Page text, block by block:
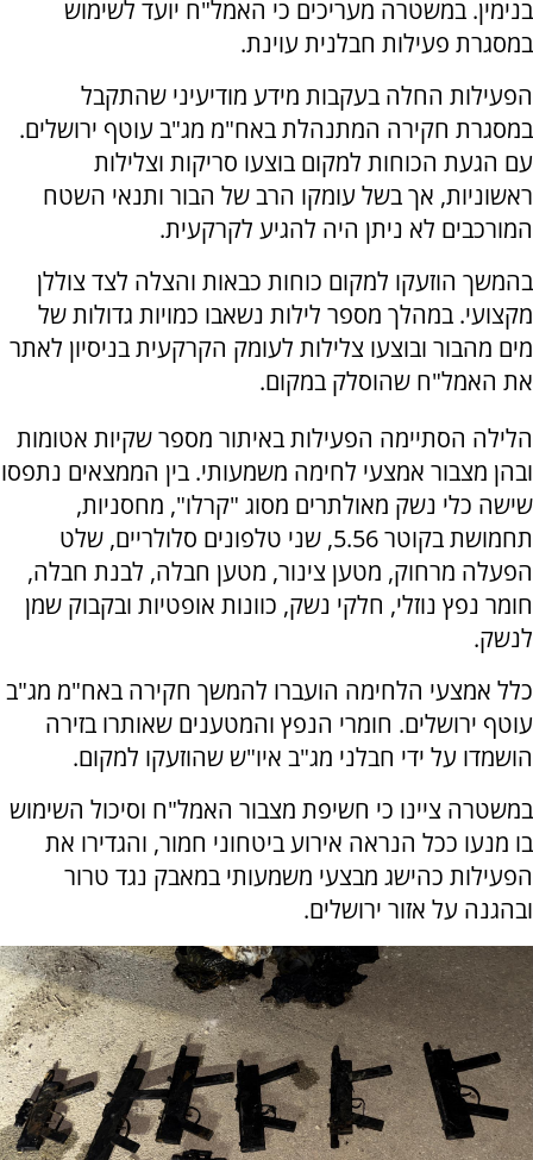
בנימין. במשטרה מעריכים כי האמל"ח יועד לשימוש
במסגרת פעילות חבלנית עוינת.
הפעילות החלה בעקבות מידע מודיעיני שהתקבל
במסגרת חקירה המתנהלת באח"מ מג"ב עוטף ירושלים.
עם הגעת הכוחות למקום בוצעו סריקות וצלילות
ראשוניות, אך בשל עומקו הרב של הבור ותנאי השטח
המורכבים לא ניתן היה להגיע לקרקעית.
בהמשך הוזעקו למקום כוחות כבאות והצלה לצד צוללן
מקצועי. במהלך מספר לילות נשאבו כמויות גדולות של
מים מהבור ובוצעו צלילות לעומק הקרקעית בניסיון לאתר
את האמל"ח שהוסלק במקום.
הלילה הסתיימה הפעילות באיתור מספר שקיות אטומות
ובהן מצבור אמצעי לחימה משמעותי. בין הממצאים נתפסו
שישה כלי נשק מאולתרים מסוג "קרלו", מחסניות,
תחמושת בקוטר 5.56, שני טלפונים סלולריים, שלט
הפעלה מרחוק, מטען צינור, מטען חבלה, לבנת חבלה,
חומר נפץ נוזלי, חלקי נשק, כוונות אופטיות ובקבוק שמן
לנשק.
כלל אמצעי הלחימה הועברו להמשך חקירה באח"מ מג"ב
עוטף ירושלים. חומרי הנפץ והמטענים שאותרו בזירה
הושמדו על ידי חבלני מג"ב איו"ש שהוזעקו למקום.
במשטרה ציינו כי חשיפת מצבור האמל"ח וסיכול השימוש
בו מנעו ככל הנראה אירוע ביטחוני חמור, והגדירו את
הפעילות כהישג מבצעי משמעותי במאבק נגד טרור
ובהגנה על אזור ירושלים.